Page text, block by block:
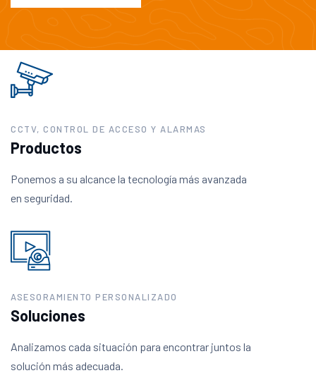
CCTV, CONTROL DE ACCESO Y ALARMAS
Productos
Ponemos a su alcance la tecnología más avanzada
en seguridad.
ASESORAMIENTO PERSONALIZADO
Soluciones
Analizamos cada situación para encontrar juntos la
solución más adecuada.